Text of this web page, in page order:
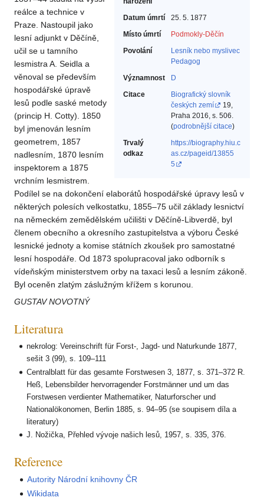
Datum úmrtí
25. 5. 1877
Místo úmrtí
Podmokly-Děčín
Povolání
Lesník nebo myslivec‎
Pedagog‎
Významnost
D
Citace
Biografický slovník
českých zemí
19,
Praha 2016, s. 506.
(podrobnější citace)
Trvalý
odkaz
https://biography.hiu.c
as.cz/pageid/13855
5
reálce a technice v
Praze. Nastoupil jako
lesní adjunkt v Děčíně,
učil se u tamního
lesmistra A. Seidla a
věnoval se především
hospodářské úpravě
lesů podle saské metody
(princip H. Cotty). 1850
byl jmenován lesním
geometrem, 1857
nadlesním, 1870 lesním
inspektorem a 1875
vrchním lesmistrem.
Podílel se na dokončení elaborátů hospodářské úpravy lesů v
některých polesích velkostatku, 1855–75 učil základy lesnictví
na německém zemědělském učilišti v Děčíně-Libverdě, byl
členem obecního a okresního zastupitelstva a výboru České
lesnické jednoty a komise státních zkoušek pro samostatné
lesní hospodáře. Od 1873 spolupracoval jako odborník s
vídeňským ministerstvem orby na taxaci lesů a lesním zákoně.
Byl oceněn zlatým záslužným křížem s korunou.
GUSTAV NOVOTNÝ
Literatura
nekrolog: Vereinschrift für Forst-, Jagd- und Naturkunde 1877,
sešit 3 (99), s. 109–111
Centralblatt für das gesamte Forstwesen 3, 1877, s. 371–372 R.
Heß, Lebensbilder hervorragender Forstmänner und um das
Forstwesen verdienter Mathematiker, Naturforscher und
Nationalökonomen, Berlin 1885, s. 94–95 (se soupisem díla a
literatury)
J. Nožička, Přehled vývoje našich lesů, 1957, s. 335, 376.
Reference
Autority Národní knihovny ČR
Wikidata